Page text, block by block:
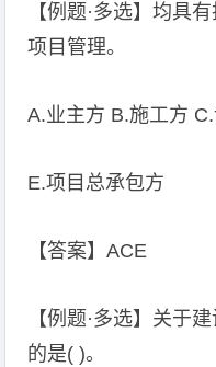
【例题·多选】均具
项目管理。
A.业主方 B.施工方
E.项目总承包方
【答案】ACE
【例题·多选】关于
的是( )。